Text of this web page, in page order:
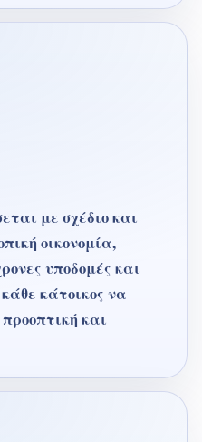
με σχέδιο και
οικονομία,
υποδομές και
κάτοικος να
και